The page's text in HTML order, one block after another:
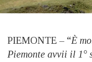
PIEMONTE – “È
Piemonte avvii il 1°